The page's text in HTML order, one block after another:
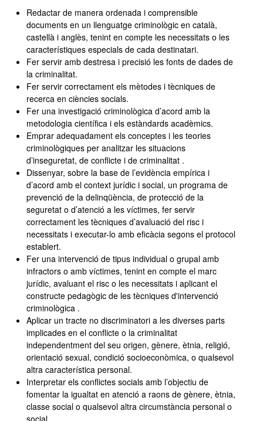
Redactar de manera ordenada i comprensible
documents en un llenguatge criminològic en català,
castellà i anglès, tenint en compte les necessitats o les
característiques especials de cada destinatari.
Fer servir amb destresa i precisió les fonts de dades de
la criminalitat.
Fer servir correctament els mètodes i tècniques de
recerca en ciències socials.
Fer una investigació criminològica d’acord amb la
metodologia científica i els estàndards acadèmics.
Emprar adequadament els conceptes i les teories
criminològiques per analitzar les situacions
d’inseguretat, de conflicte i de criminalitat .
Dissenyar, sobre la base de l’evidència empírica i
d’acord amb el context jurídic i social, un programa de
prevenció de la delinqüència, de protecció de la
seguretat o d’atenció a les víctimes, fer servir
correctament les tècniques d’avaluació del risc i
necessitats i executar-lo amb eficàcia segons el protocol
establert.
Fer una intervenció de tipus individual o grupal amb
infractors o amb víctimes, tenint en compte el marc
jurídic, avaluant el risc o les necessitats i aplicant el
constructe pedagògic de les tècniques d'intervenció
criminològica .
Aplicar un tracte no discriminatori a les diverses parts
implicades en el conflicte o la criminalitat
independentment del seu origen, gènere, ètnia, religió,
orientació sexual, condició socioeconòmica, o qualsevol
altra característica personal.
Interpretar els conflictes socials amb l’objectiu de
fomentar la igualtat en atenció a raons de gènere, ètnia,
classe social o qualsevol altra circumstància personal o
social.